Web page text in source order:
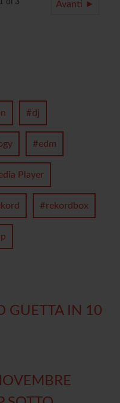
Avanti ►
dj
edm
Player
rekordbox
GUETTA IN 10